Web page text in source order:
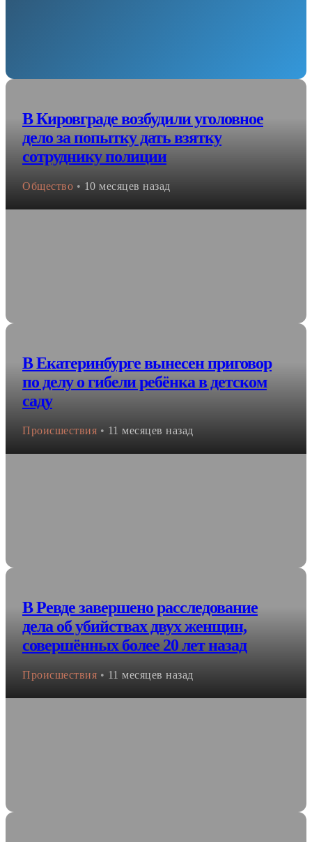
В Кировграде возбудили уголовное
дело за попытку дать взятку
сотруднику полиции
Общество • 10 месяцев назад
В Екатеринбурге вынесен приговор
по делу о гибели ребёнка в детском
саду
Происшествия • 11 месяцев назад
В Ревде завершено расследование
дела об убийствах двух женщин,
совершённых более 20 лет назад
Происшествия • 11 месяцев назад